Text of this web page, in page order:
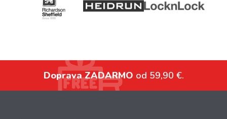
Doprava ZADARMO od 59,90 €.